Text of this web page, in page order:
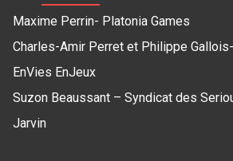
Maxime Perrin- Platonia Games
Charles-Amir Perret et Philippe
EnVies EnJeux
Suzon Beaussant – Syndicat des
Jarvin